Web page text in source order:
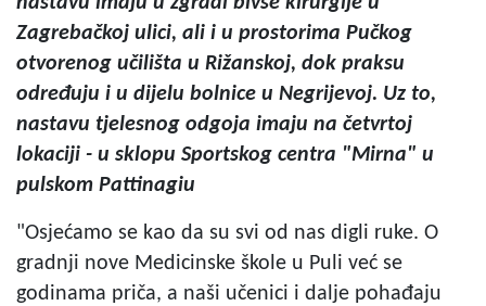
Zagrebačkoj ulici, ali i u prostorima Pučkog
otvorenog učilišta u Rižanskoj, dok praksu
određuju i u dijelu bolnice u Negrijevoj. Uz to,
nastavu tjelesnog odgoja imaju na četvrtoj
lokaciji - u sklopu Sportskog centra "Mirna" u
pulskom Pattinagiu
"Osjećamo se kao da su svi od nas digli ruke. O
gradnji nove Medicinske škole u Puli već se
godinama priča, a naši učenici i dalje pohađaju